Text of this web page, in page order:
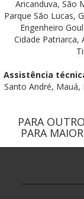
Aricanduva, São
Parque São Lucas,
Engenheiro
Cidade Patriarca,
Assistência
Santo André, Mauá,
PARA
PARA